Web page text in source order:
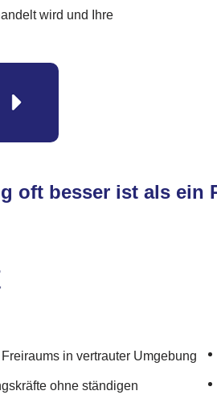
wird und Ihre
oft besser ist als ein
in vertrauter Umgebung
ohne ständigen